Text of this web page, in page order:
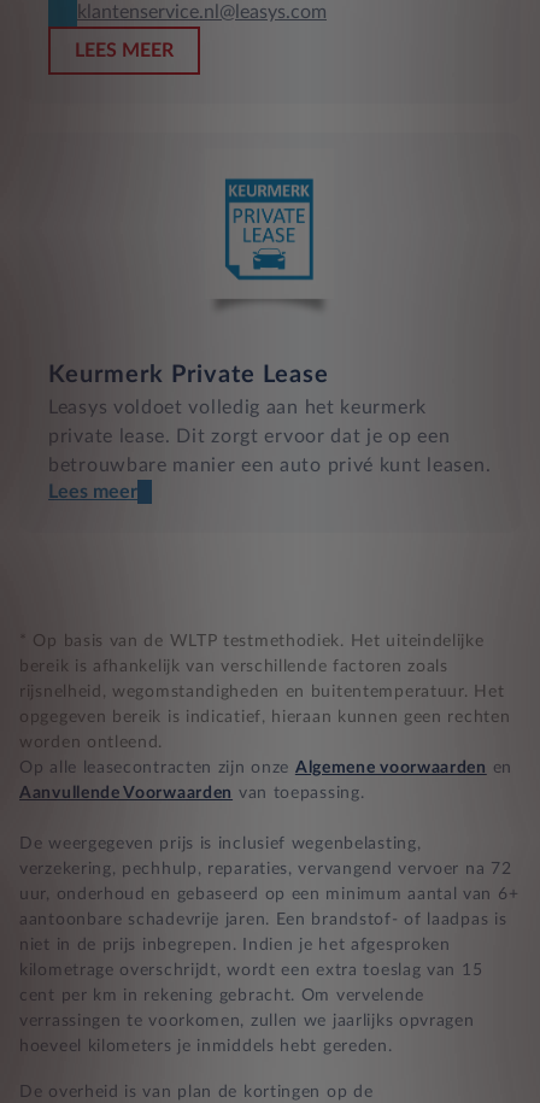
klantenservice.nl@leasys.com
LEES MEER
Keurmerk Private Lease
Leasys voldoet volledig aan het keurmerk
private lease. Dit zorgt ervoor dat je op een
betrouwbare manier een auto privé kunt leasen.
Nooit te hoge financiële lasten
BB 14 dagen bedenktijd
Zekerheid bij klachten
Lees meer
* Op basis van de WLTP testmethodiek. Het uiteindelijke
bereik is afhankelijk van verschillende factoren zoals
rijsnelheid, wegomstandigheden en buitentemperatuur. Het
opgegeven bereik is indicatief, hieraan kunnen geen rechten
worden ontleend.
Op alle leasecontracten zijn onze Algemene voorwaarden en
Aanvullende Voorwaarden van toepassing.
De weergegeven prijs is inclusief wegenbelasting,
verzekering, pechhulp, reparaties, vervangend vervoer na 72
uur, onderhoud en gebaseerd op een minimum aantal van 6+
aantoonbare schadevrije jaren. Een brandstof- of laadpas is
niet in de prijs inbegrepen. Indien je het afgesproken
kilometrage overschrijdt, wordt een extra toeslag van 15
cent per km in rekening gebracht. Om vervelende
verrassingen te voorkomen, zullen we jaarlijks opvragen
hoeveel kilometers je inmiddels hebt gereden.
De overheid is van plan de kortingen op de